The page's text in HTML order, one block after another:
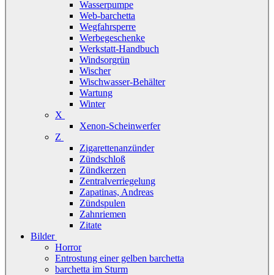
Wasserpumpe
Web-barchetta
Wegfahrsperre
Werbegeschenke
Werkstatt-Handbuch
Windsorgrün
Wischer
Wischwasser-Behälter
Wartung
Winter
X
Xenon-Scheinwerfer
Z
Zigarettenanzünder
Zündschloß
Zündkerzen
Zentralverriegelung
Zapatinas, Andreas
Zündspulen
Zahnriemen
Zitate
Bilder
Horror
Entrostung einer gelben barchetta
barchetta im Sturm